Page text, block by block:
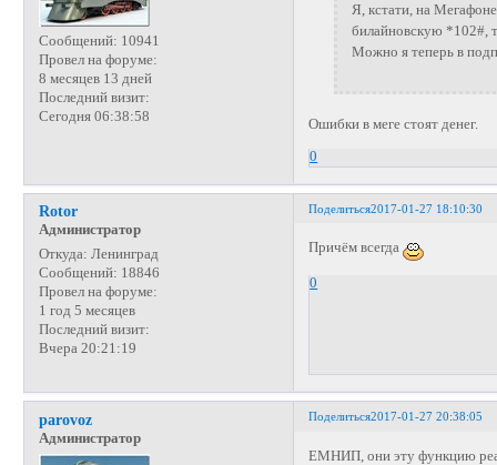
Сообщений: 10941
Провел на форуме:
8 месяцев 13 дней
Последний визит:
Сегодня 06:38:58
Я, кстати, на
билайновскую *102#,
Можно я теперь в
Ошибки в меге стоят денег.
0
Поделиться2017-01-27 18:10:30
Rotor
Администратор
Откуда: Ленинград
Сообщений: 18846
Провел на форуме:
1 год 5 месяцев
Последний визит:
Вчера 20:21:19
Причём всегда
0
Поделиться2017-01-27 20:38:05
parovoz
Администратор
ЕМНИП, они эту функцию